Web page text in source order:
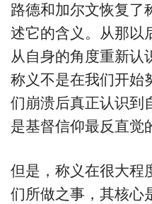
路德和加尔文恢复了
述它的含义。从那以
从自身的角度重新认
称义不是在我们开始
们崩溃后真正认识到
是基督信仰最反直觉
但是，称义在很大程
们所做之事，其核心